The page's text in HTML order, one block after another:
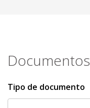
Documentos
Tipo de documento